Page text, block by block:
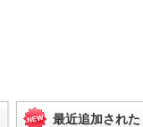
最近追加された